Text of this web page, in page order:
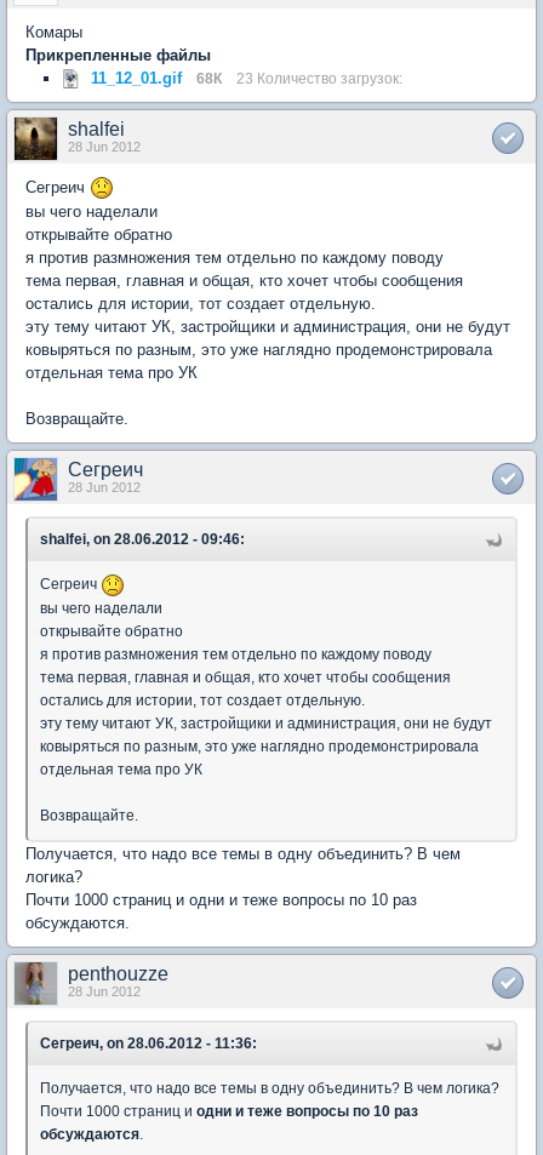
Комары
Прикрепленные файлы
11_12_01.gif
68К 23 Количество загрузок:
shalfei
28 Jun 2012
Сегреич
вы чего наделали
открывайте обратно
я против размножения тем отдельно по каждому поводу
тема первая, главная и общая, кто хочет чтобы сообщения
остались для истории, тот создает отдельную.
эту тему читают УК, застройщики и администрация, они не будут
ковыряться по разным, это уже наглядно продемонстрировала
отдельная тема про УК
Возвращайте.
Сегреич
28 Jun 2012
shalfei, on 28.06.2012 - 09:46:
Сегреич
вы чего наделали
открывайте обратно
я против размножения тем отдельно по каждому поводу
тема первая, главная и общая, кто хочет чтобы сообщения
остались для истории, тот создает отдельную.
эту тему читают УК, застройщики и администрация, они не будут
ковыряться по разным, это уже наглядно продемонстрировала
отдельная тема про УК
Возвращайте.
Получается, что надо все темы в одну объединить? В чем
логика?
Почти 1000 страниц и одни и теже вопросы по 10 раз
обсуждаются.
penthouzze
28 Jun 2012
Сегреич, on 28.06.2012 - 11:36:
Получается, что надо все темы в одну объединить? В чем логика?
Почти 1000 страниц и одни и теже вопросы по 10 раз
обсуждаются.